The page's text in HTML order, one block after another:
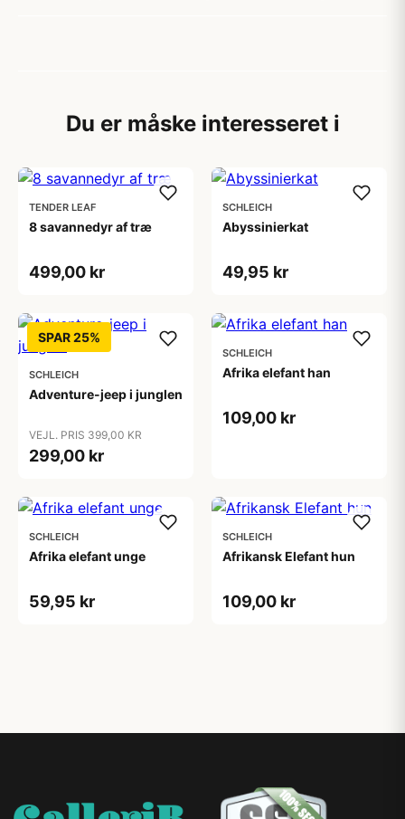
Du er måske interesseret i
TENDER LEAF
8 savannedyr af træ
499,00 kr
SCHLEICH
Abyssinierkat
49,95 kr
SPAR 25%
SCHLEICH
Adventure-jeep i junglen
VEJL. PRIS 399,00 KR
299,00 kr
SCHLEICH
Afrika elefant han
109,00 kr
SCHLEICH
Afrika elefant unge
59,95 kr
SCHLEICH
Afrikansk Elefant hun
109,00 kr